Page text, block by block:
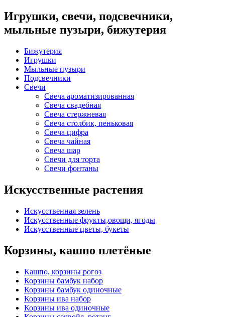
Игрушки, свечи, подсвечники,
мыльные пузыри, бижутерия
Бижутерия
Игрушки
Мыльные пузыри
Подсвечники
Свечи
Свеча ароматизированная
Свеча свадебная
Свеча стержневая
Свеча столбик, пеньковая
Свеча цифра
Свеча чайная
Свеча шар
Свечи для торта
Свечи фонтаны
Искусственные растения
Искусственная зелень
Искусственные фрукты,овощи, ягоды
Искусственные цветы, букеты
Корзины, кашпо плетёные
Кашпо, корзины рогоз
Корзины бамбук набор
Корзины бамбук одиночные
Корзины ива набор
Корзины ива одиночные